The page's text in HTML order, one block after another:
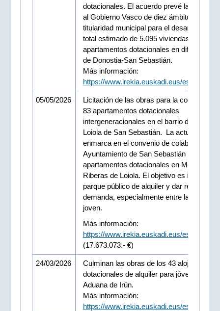
dotacionales. El acuerdo prevé la futura
al Gobierno Vasco de diez ámbitos de
titularidad municipal para el desarrollo de
total estimado de 5.095 viviendas
apartamentos dotacionales en diferentes
de Donostia-San Sebastián.
Más información:
https://www.irekia.euskadi.eus/es/news/
05/05/2026
Licitación de las obras para la
83 apartamentos dotacionales
intergeneracionales en el barrio de
Loiola de San Sebastián. La actuación se
enmarca en el convenio de colaboración
Ayuntamiento de San Sebastián para
apartamentos dotacionales en Morlans y
Riberas de Loiola. El objetivo es
parque público de alquiler y dar respuesta
demanda, especialmente entre la
joven.
Más información:
https://www.irekia.euskadi.eus/es/news/
(17.673.073.- €)
24/03/2026
Culminan las obras de los 43 alojamientos
dotacionales de alquiler para jóvenes de la
Aduana de Irún.
Más información:
https://www.irekia.euskadi.eus/es/news/